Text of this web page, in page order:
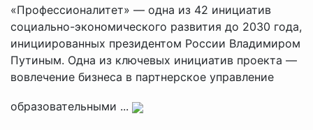
«Профессионалитет» — одна из 42 инициатив
социально-экономического развития до 2030 года,
инициированных президентом России Владимиром
Путиным. Одна из ключевых инициатив проекта —
вовлечение бизнеса в партнерское управление
образовательными ...